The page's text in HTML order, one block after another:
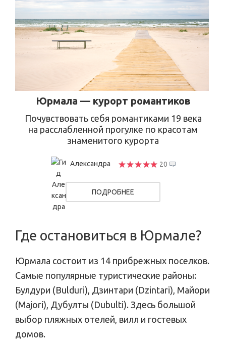
Юрмала — курорт романтиков
Почувствовать себя романтиками 19 века
на расслабленной прогулке по красотам
знаменитого курорта
Александра 20
ПОДРОБНЕЕ
Где остановиться в Юрмале?
Юрмала состоит из 14 прибрежных поселков.
Самые популярные туристические районы:
Булдури (Bulduri), Дзинтари (Dzintari), Майори
(Majori), Дубулты (Dubulti). Здесь большой
выбор пляжных отелей, вилл и гостевых
домов.